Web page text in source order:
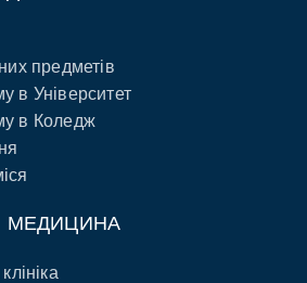
предметів
в Університет
в Коледж
МЕДИЦИНА